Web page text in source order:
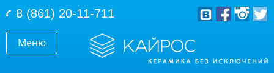
Меню
8 (861) 20-11-711